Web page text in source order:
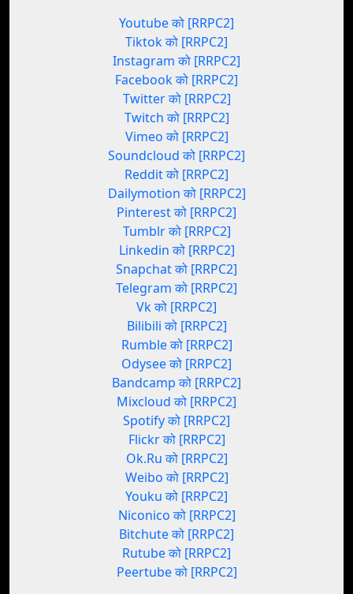
Youtube को [RRPC2]
Tiktok को [RRPC2]
Instagram को [RRPC2]
Facebook को [RRPC2]
Twitter को [RRPC2]
Twitch को [RRPC2]
Vimeo को [RRPC2]
Soundcloud को [RRPC2]
Reddit को [RRPC2]
Dailymotion को [RRPC2]
Pinterest को [RRPC2]
Tumblr को [RRPC2]
Linkedin को [RRPC2]
Snapchat को [RRPC2]
Telegram को [RRPC2]
Vk को [RRPC2]
Bilibili को [RRPC2]
Rumble को [RRPC2]
Odysee को [RRPC2]
Bandcamp को [RRPC2]
Mixcloud को [RRPC2]
Spotify को [RRPC2]
Flickr को [RRPC2]
Ok.Ru को [RRPC2]
Weibo को [RRPC2]
Youku को [RRPC2]
Niconico को [RRPC2]
Bitchute को [RRPC2]
Rutube को [RRPC2]
Peertube को [RRPC2]